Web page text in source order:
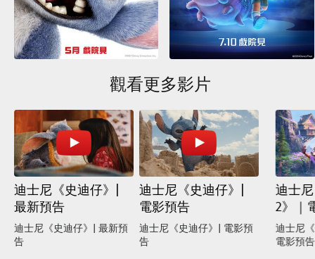
觀看更多影片
迪士尼《史迪仔》|
最新預告
迪士尼《史迪仔》| 最新預
告
迪士尼《史迪仔》|
電影預告
迪士尼《史迪仔》| 電影預
告
迪士
2》｜
迪士尼
電影預告